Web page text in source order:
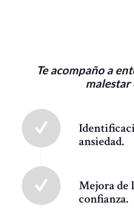
Te acompaño a
malestar
ansiedad.
Mejora de
confianza.